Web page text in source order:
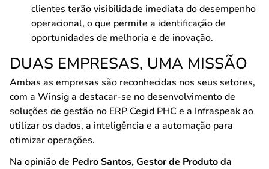
clientes terão visibilidade imediata do desempenho
operacional, o que permite a identificação de
oportunidades de melhoria e de inovação.
DUAS EMPRESAS, UMA MISSÃO
Ambas as empresas são reconhecidas nos seus setores,
com a Winsig a destacar-se no desenvolvimento de
soluções de gestão no ERP Cegid PHC e a Infraspeak ao
utilizar os dados, a inteligência e a automação para
otimizar operações.
Na opinião de Pedro Santos, Gestor de Produto da